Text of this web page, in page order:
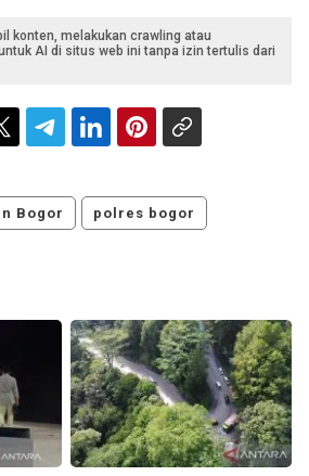
konten, melakukan crawling atau
AI di situs web ini tanpa izin tertulis dari
Bogor polres bogor